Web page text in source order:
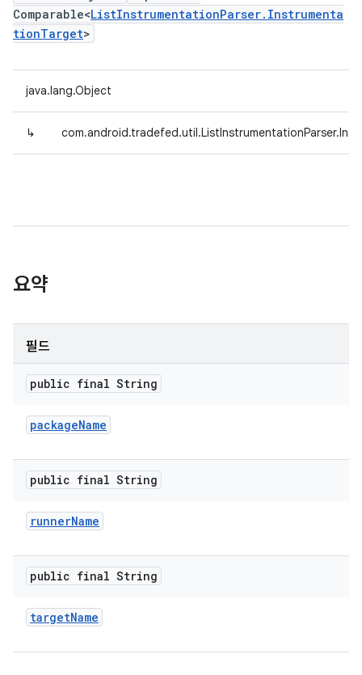
Comparable<ListInstrumentationParser.Instrumenta
tionTarget>
java.lang.Object
↳
요약
필드
public final String
packageName
public final String
runnerName
public final String
targetName